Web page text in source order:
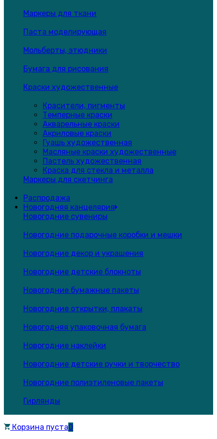
Маркеры для ткани
Паста моделирующая
Мольберты, этюдники
Бумага для рисования
Краски художественные
Красители, пигменты
Темперные краски
Акварельные краски
Акриловые краски
Гуашь художественная
Масляные краски художественные
Пастель художественная
Краска для стекла и металла
Маркеры для скетчинга
Распродажа
Новогодняя канцелярия
Новогодние сувениры
Новогодние подарочные коробки и мешки
Новогодние декор и украшения
Новогодние детские блокноты
Новогодние бумажные пакеты
Новогодние открытки, плакаты
Новогодняя упаковочная бумага
Новогодние наклейки
Новогодние детские ручки и творчество
Новогодние полиэтиленовые пакеты
Гирлянды
Корзина пуста0